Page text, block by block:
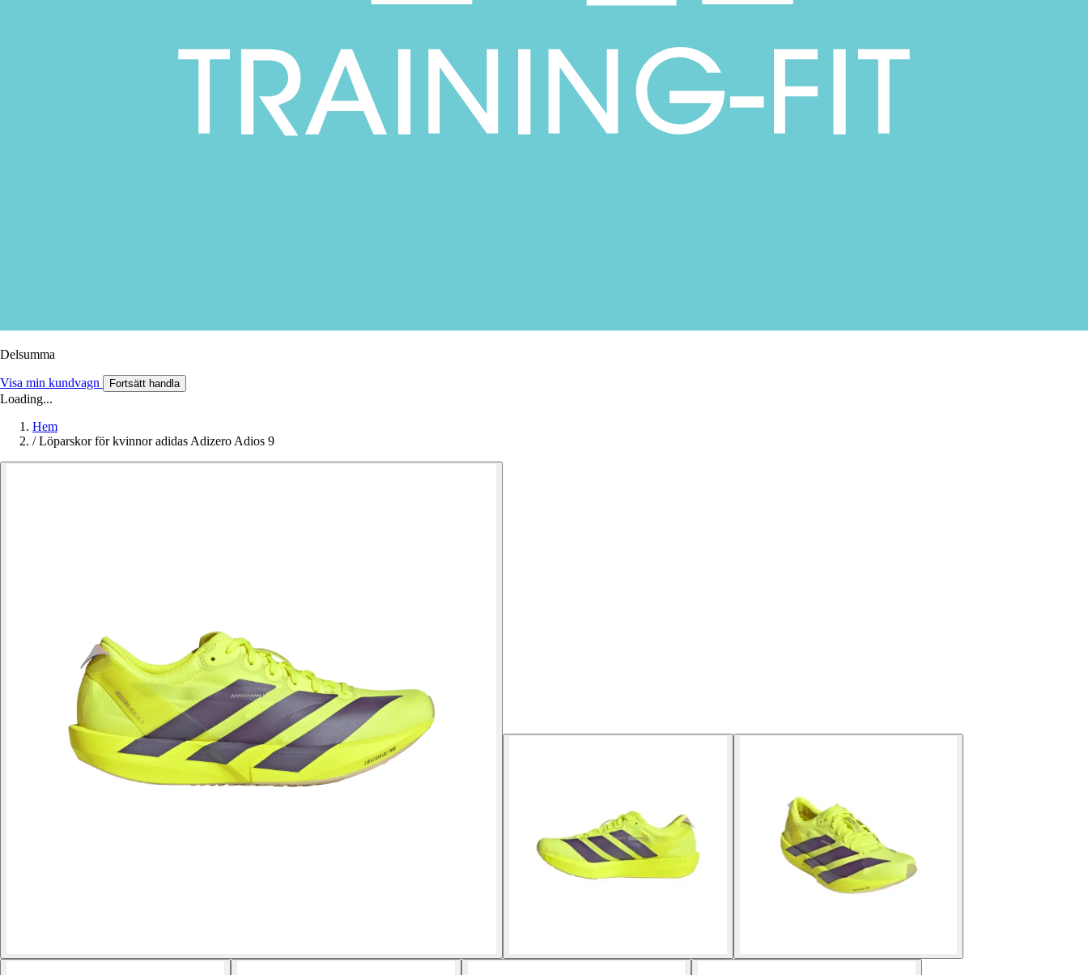
Delsumma
Visa min kundvagn Fortsätt handla
Loading...
Hem
/ Löparskor för kvinnor adidas Adizero Adios 9